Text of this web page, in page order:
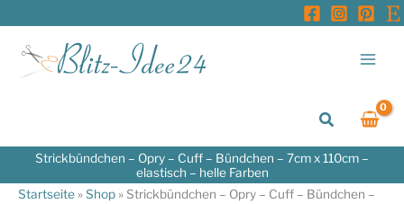
springen
Suchen
Strickbündchen – Opry – Cuff – Bündchen – 7cm x 110cm –
elastisch – helle Farben
Startseite »Shop » Strickbündchen – Opry – Cuff – Bündchen –